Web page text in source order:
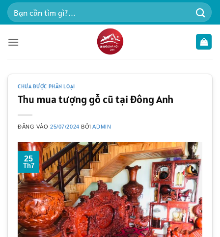
Bỏ
qua
dung
Tìm
kiếm:
CHƯA ĐƯỢC PHÂN LOẠI
Thu mua tượng gỗ cũ tại Đông Anh
ĐĂNG VÀO25/07/2024 BỞIADMIN
25
Th7